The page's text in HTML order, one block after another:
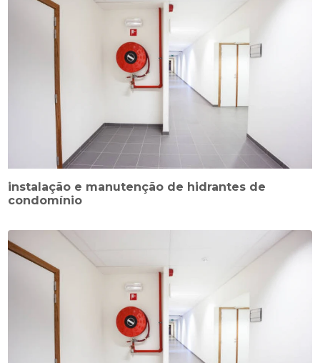
instalação e manutenção de hidrantes de
condomínio